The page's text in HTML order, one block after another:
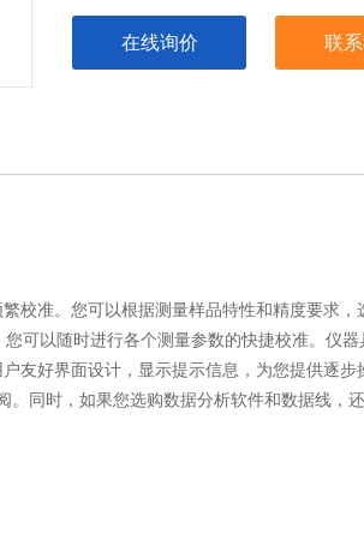
在线询价 联
校准。您可以根据测量样品特性和精度要求，
可以随时进行各个测量参数的快捷校准。仪
友好界面设计，显示提示信息，为您提供逐
同时，如果您选购数据分析软件和数据线，